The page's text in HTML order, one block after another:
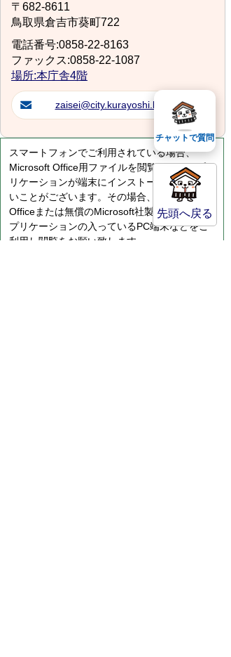
〒682-8611
鳥取県倉吉市葵町722
電話番号:0858-22-8163
ファックス:0858-22-1087
場所:本庁舎4階
zaisei@city.kurayoshi.lg.jp
スマートフォンでご利用されている場合、
Microsoft Office用ファイルを閲覧できるアプ
リケーションが端末にインストールされていな
いことがございます。その場合、Microsoft
Officeまたは無償のMicrosoft社製ビューアーア
プリケーションの入っているPC端末などをご
利用し閲覧をお願い致します。
先頭へ戻る
チャットで質問